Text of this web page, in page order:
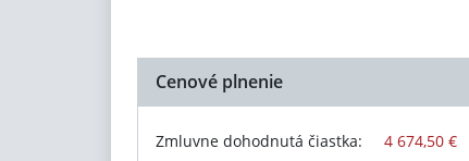
Cenové plnenie
Zmluvne dohodnutá čiastka: 4 674,50 €